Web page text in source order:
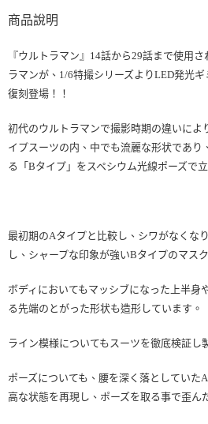
商品說明
『ウルトラマン』14話から29話まで使用
ラマンが、1/6特撮シリーズよりLED発光
復刻登場！！
初代のウルトラマンで撮影時期の違いによ
イプスーツの内、中でも流麗な形状であり
る「Bタイプ」をスペシウム光線ポーズで
最初期のAタイプと比較し、シワがなくな
し、シャープな印象が強いBタイプのマス
ボディにおいてもマッシブになった上半身
る先端のとがった形状も造形しています。
ライン模様についてもスーツを徹底検証し
ポーズについても、腰を深く落としていた
高な状態を再現し、ポーズを取る事で歪ん